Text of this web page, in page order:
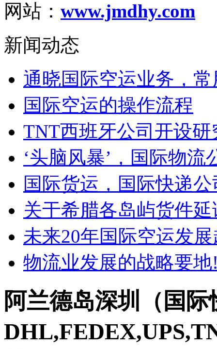
网站： www.jmdhy.com
新闻动态
通晓国际空运业务，
国际空运的操作流程
TNT西班牙公司开设
‘头脑风暴’，国际物流
国际货运，国际快递
关于希腊各岛屿货件
未来20年国际空运发
物流业发展的战略要地
阿兰德岛深圳（国